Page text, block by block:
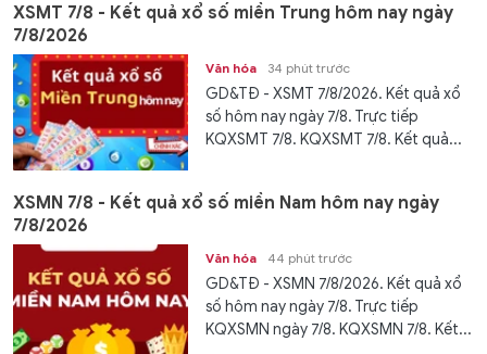
XSMT 7/8 - Kết quả xổ số miền Trung hôm nay ngày
7/8/2026
Văn hóa 34 phút trước
GD&TĐ - XSMT 7/8/2026. Kết quả xổ
số hôm nay ngày 7/8. Trực tiếp
KQXSMT 7/8. KQXSMT 7/8. Kết quả...
XSMN 7/8 - Kết quả xổ số miền Nam hôm nay ngày
7/8/2026
Văn hóa 44 phút trước
GD&TĐ - XSMN 7/8/2026. Kết quả xổ
số hôm nay ngày 7/8. Trực tiếp
KQXSMN ngày 7/8. KQXSMN 7/8. Kết...